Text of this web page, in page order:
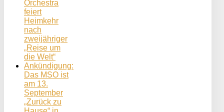
Orchestra
feiert
Heimkehr
nach
zweijähriger
„Reise um
die Welt“
Ankündigung:
Das MSO ist
am 13.
September
„Zurück zu